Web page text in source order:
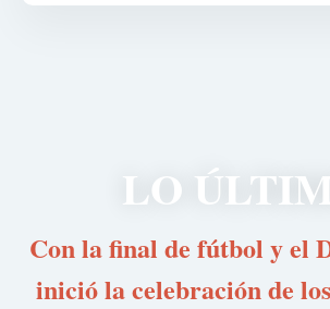
LO
Con la final de fútbol y el
inició la celebración de